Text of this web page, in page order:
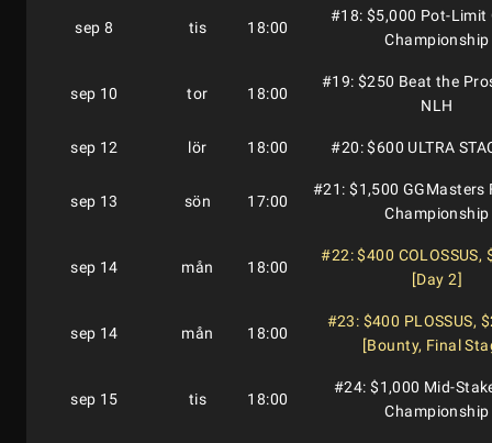
sep 8 tis 18:00
#18: $5,000 Pot-Limit
Championship
sep 10 tor 18:00
#19: $250 Beat the
NLH
sep 12 lör 18:00 #20: $600 ULTRA
sep 13 sön 17:00
#21: $1,500 GGMasters
Championship
sep 14 mån 18:00
#22: $400 COLOSSUS,
[Day 2]
sep 14 mån 18:00
#23: $400 PLOSSUS,
[Bounty, Final
sep 15 tis 18:00
#24: $1,000 Mid-
Championship